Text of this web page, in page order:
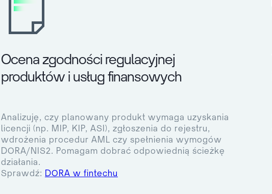
Ocena zgodności regulacyjnej
produktów i usług finansowych
Analizuję, czy planowany produkt wymaga uzyskania
licencji (np. MIP, KIP, ASI), zgłoszenia do rejestru,
wdrożenia procedur AML czy spełnienia wymogów
DORA/NIS2. Pomagam dobrać odpowiednią ścieżkę
działania.
Sprawdź: DORA w fintechu